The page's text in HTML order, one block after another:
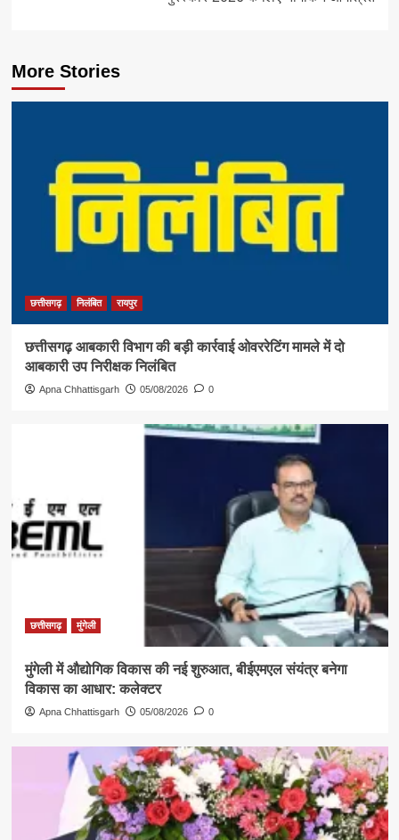
More Stories
छत्तीसगढ़ निलंबित रायपुर
छत्तीसगढ़ आबकारी विभाग की बड़ी कार्रवाई ओवररेटिंग मामले में दो
आबकारी उप निरीक्षक निलंबित
Apna Chhattisgarh 05/08/2026 0
छत्तीसगढ़ मुंगेली
मुंगेली में औद्योगिक विकास की नई शुरुआत, बीईएमएल संयंत्र बनेगा
विकास का आधार: कलेक्टर
Apna Chhattisgarh 05/08/2026 0